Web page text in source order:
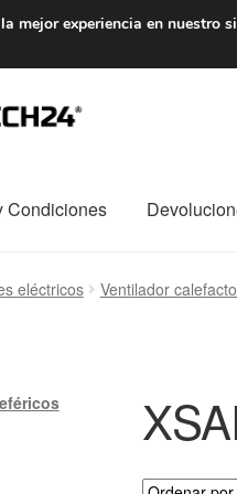
desde 7 EUR
Condiciones
Carro ContactoEnvío al
eléctricos Ventilador
mejor experiencia en nuestro